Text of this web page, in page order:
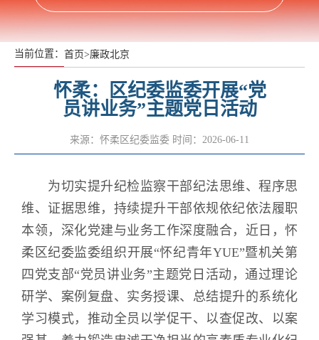
当前位置： 首页>廉政北京
怀柔：区纪委监委开展“党
员讲业务”主题党日活动
来源：怀柔区纪委监委 时间：2026-06-11
为切实提升纪检监察干部纪法思维、程序思
维、证据思维，持续提升干部依规依纪依法履职
本领，深化党建与业务工作深度融合，近日，怀
柔区纪委监委组织开展“怀纪青年YUE”暨机关第
四党支部“党员讲业务”主题党日活动，通过理论
研学、案例复盘、实务授课、总结提升的系统化
学习模式，推动全员以学促干、以查促改、以案